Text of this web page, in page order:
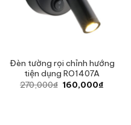
Đèn tường rọi chỉnh hướng
tiện dụng RO1407A
270,000₫ Original
price
160,000₫